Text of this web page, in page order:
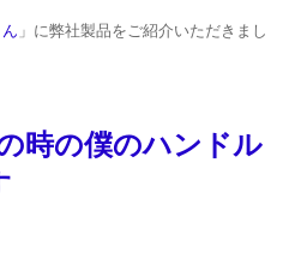
え
」に弊社製品をご紹介いただきまし
時の僕のハンドル